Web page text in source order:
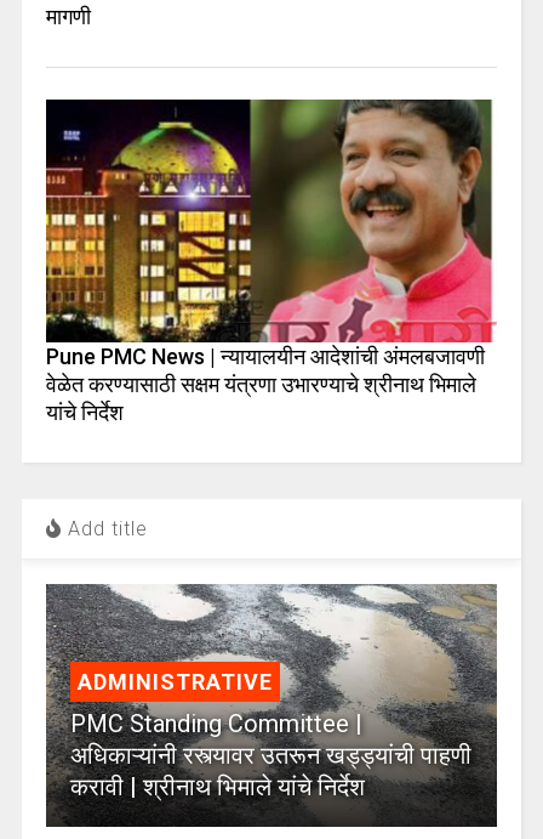
मागणी
Pune PMC News | न्यायालयीन आदेशांची अंमलबजावणी
वेळेत करण्यासाठी सक्षम यंत्रणा उभारण्याचे श्रीनाथ भिमाले
यांचे निर्देश
Add title
ADMINISTRATIVE
PMC Standing Committee |
अधिकाऱ्यांनी रस्त्यावर उतरून खड्ड्यांची पाहणी
करावी | श्रीनाथ भिमाले यांचे निर्देश